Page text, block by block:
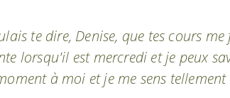
te dire, Denise, que tes cours
lorsqu'il est mercredi et je peux
à moi et je me sens